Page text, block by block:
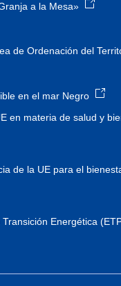
a la Mesa»
de Ordenación del
en el mar Negro
en materia de salud y
de la UE para el
Energética